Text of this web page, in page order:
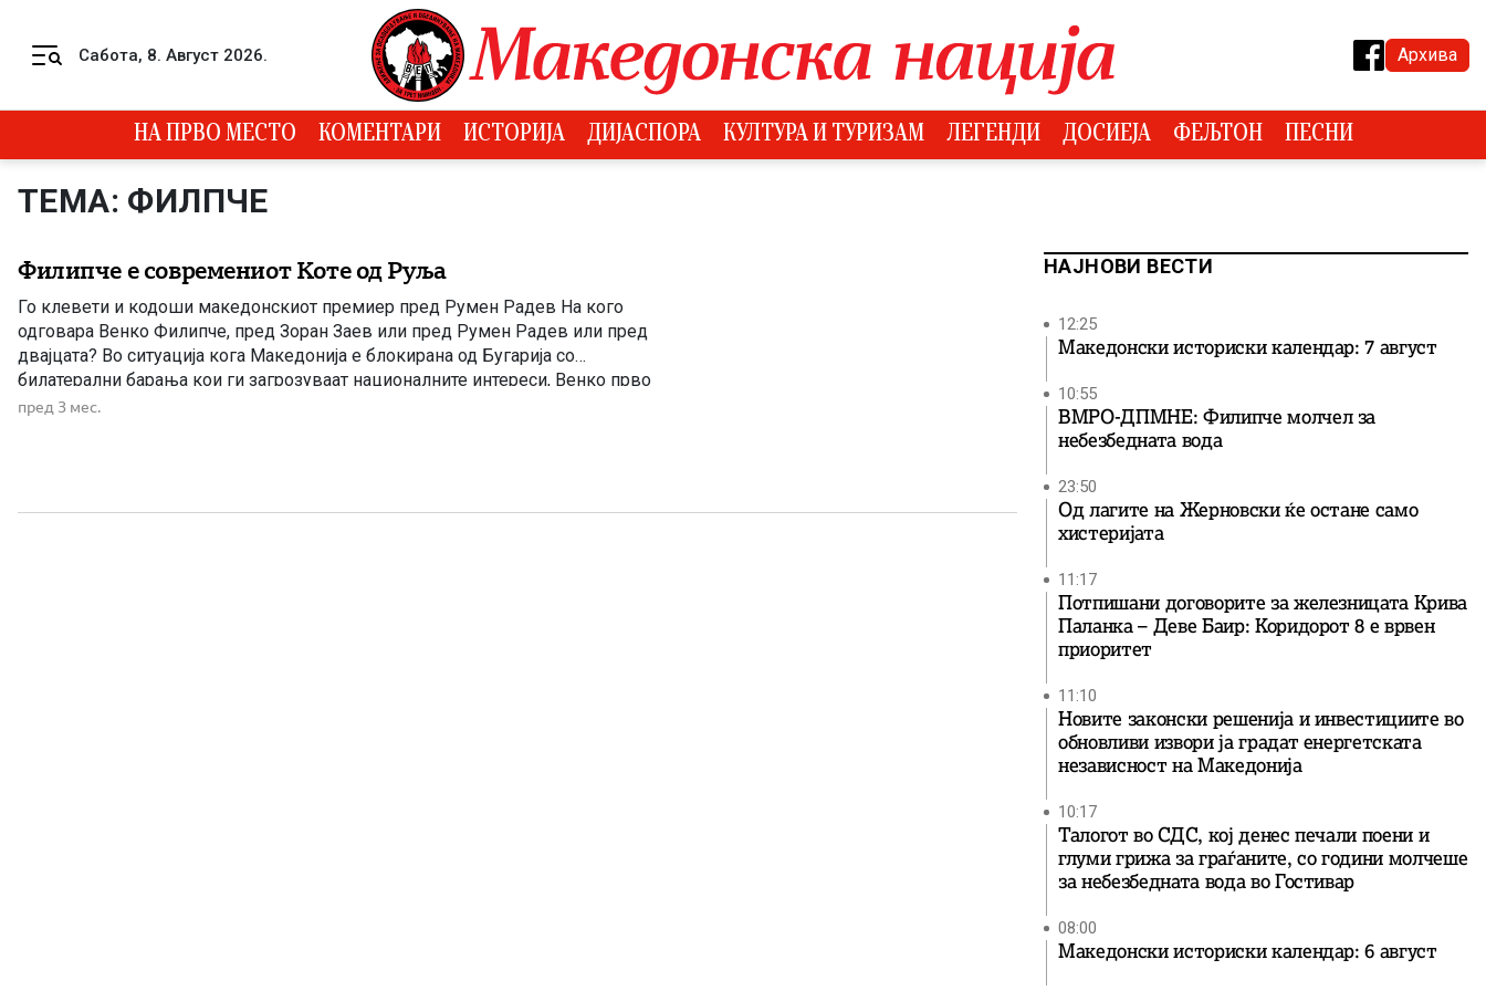
Сабота, 8. Август 2026. Архива
НА ПРВО МЕСТО КОМЕНТАРИ ИСТОРИЈА ДИЈАСПОРА КУЛТУРА И ТУРИЗАМ ЛЕГЕНДИ ДОСИЕЈА ФЕЉТОН ПЕСНИ
ТЕМА: ФИЛПЧЕ
Филипче е современиот Коте од Руља
Го клевети и кодоши македонскиот премиер пред Румен Радев На кого
одговара Венко Филипче, пред Зоран Заев или пред Румен Радев или пред
двајцата? Во ситуација кога Македонија е блокирана од Бугарија со
билатерални барања кои ги загрозуваат националните интереси, Венко прво
што направи е да се допадне на Радев како нов премиер и да […]
пред 3 мес.
НАЈНОВИ ВЕСТИ
12:25
Македонски историски календар: 7 август
10:55
ВМРО-ДПМНЕ: Филипче молчел за
небезбедната вода
23:50
Од лагите на Жерновски ќе остане само
хистеријата
11:17
Потпишани договорите за железницата Крива
Паланка – Деве Баир: Коридорот 8 е врвен
приоритет
11:10
Новите законски решенија и инвестициите во
обновливи извори ја градат енергетската
независност на Македонија
10:17
Талогот во СДС, кој денес печали поени и
глуми грижа за граѓаните, со години молчеше
за небезбедната вода во Гостивар
08:00
Македонски историски календар: 6 август